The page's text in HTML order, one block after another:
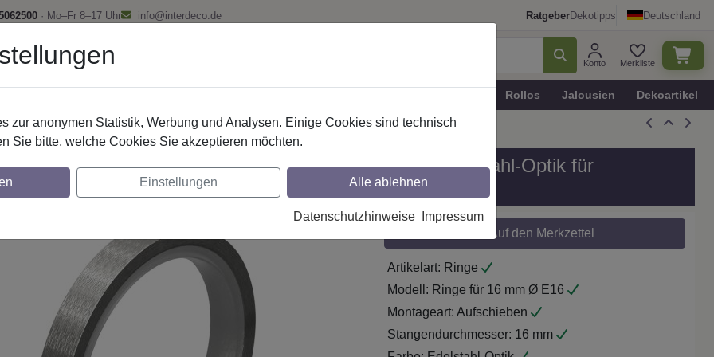
· Mo–Fr 8–17 Uhr info@interdeco.de RatgeberDekotipps Deutschland
Konto Merkliste
Rollos Jalousien Dekoartikel
Gardinenstangen Gardinenstangen-Zubehör Edelstahl-Optik
mit Einlage und Faltenhaken, Typ E16 in Edelstahl-Optik für
16 mm Ø
Auf den Merkzettel
Artikelart: Ringe
Modell: Ringe für 16 mm Ø E16
Montageart: Aufschieben
Stangendurchmesser: 16 mm
zur anonymen Statistik, Werbung und Analysen. Einige Cookies sind technisch
Sie bitte, welche Cookies Sie akzeptieren möchten.
Einstellungen Alle ablehnen
Datenschutzhinweise Impressum